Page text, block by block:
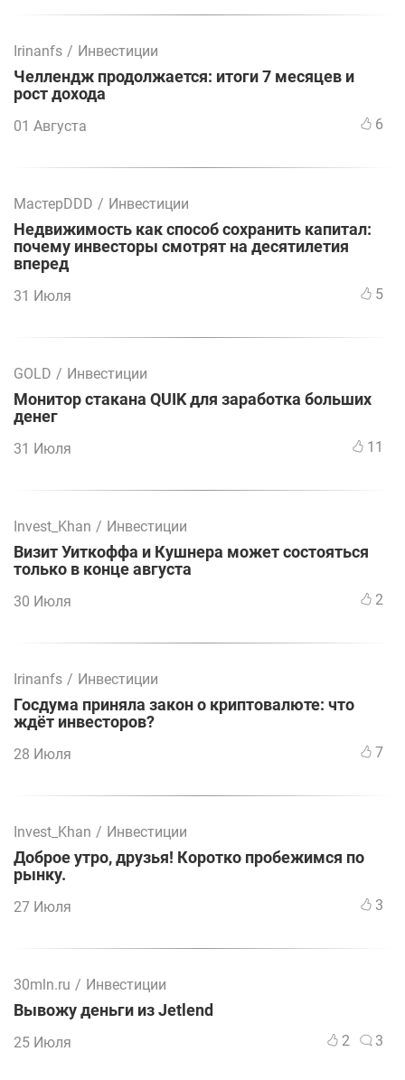
Irinanfs / Инвестиции
Челлендж продолжается: итоги 7 месяцев и
рост дохода
01 Августа 6
МастерDDD / Инвестиции
Недвижимость как способ сохранить капитал:
почему инвесторы смотрят на десятилетия
вперед
31 Июля 5
GOLD / Инвестиции
Монитор стакана QUIK для заработка больших
денег
31 Июля 11
Invest_Khan / Инвестиции
Визит Уиткоффа и Кушнера может состояться
только в конце августа
30 Июля 2
Irinanfs / Инвестиции
Госдума приняла закон о криптовалюте: что
ждёт инвесторов?
28 Июля 7
Invest_Khan / Инвестиции
Доброе утро, друзья! Коротко пробежимся по
рынку.
27 Июля 3
30mln.ru / Инвестиции
Вывожу деньги из Jetlend
25 Июля 2 3